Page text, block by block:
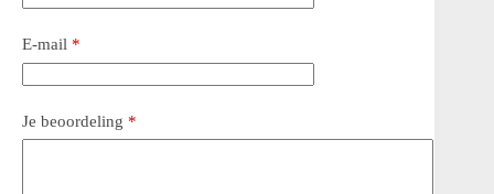
E-mail *
Je beoordeling *